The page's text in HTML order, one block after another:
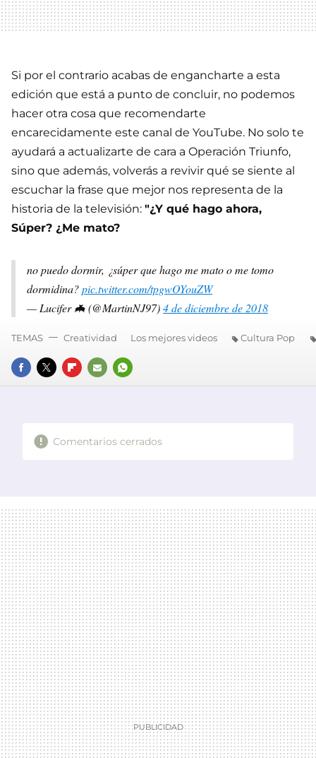
Si por el contrario acabas de engancharte a esta
edición que está a punto de concluir, no podemos
hacer otra cosa que recomendarte
encarecidamente este canal de YouTube. No solo te
ayudará a actualizarte de cara a Operación Triunfo,
sino que además, volverás a revivir qué se siente al
escuchar la frase que mejor nos representa de la
historia de la televisión: "¿Y qué hago ahora,
Súper? ¿Me mato?
no puedo dormir, ¿súper que hago me mato o me tomo
dormidina?pic.twitter.com/tpgwOYouZW
— Lucifer 🦇 (@MartinNJ97)4 de diciembre de 2018
FACEBOOK
TWITTERFLIPBOARD
E-
WHATSAPP
TEMAS Creatividad Los mejores videos Cultura Pop
Comentarios cerrados